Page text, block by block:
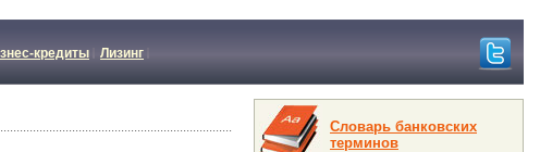
кредиты Лизинг
Словарь банковских
терминов